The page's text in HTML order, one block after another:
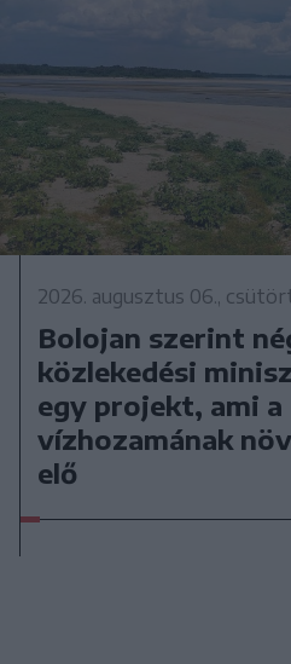
2026. augusztus 06.,
Bolojan szerint
közlekedési
egy projekt, ami a
vízhozamának
elő